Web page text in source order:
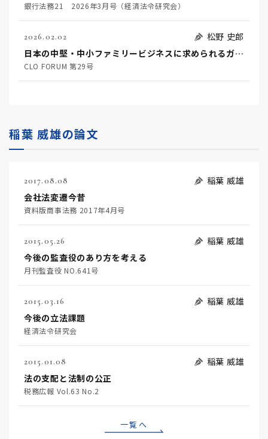
銀行法務21 2026年3月号（経済法令研究会）
2026.02.02
松野 史郎
日本の中堅・中小ファミリービジネスに求められるガバナンスに関する一考察
CLO FORUM 第29号
稲葉 威雄の論文
2017.08.08
稲葉 威雄
会社法変遷今昔
資料版商事法務 2017年4月号
2015.05.26
稲葉 威雄
今後の監査役のあり方を考える
月刊監査役 NO.641号
2015.03.16
稲葉 威雄
今後の立法課題
経済法令研究会
2015.01.08
稲葉 威雄
法の支配と法制の公正
税務広報 Vol.63 No.2
一覧へ